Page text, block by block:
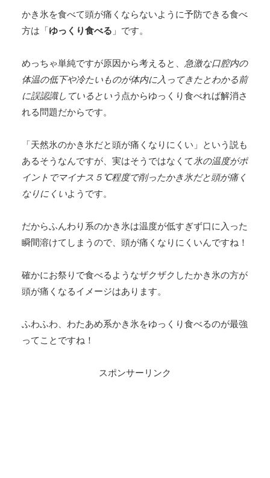
かき氷を食べて頭が痛くならないように予防できる食べ
方は「ゆっくり食べる 」です。
めっちゃ単純ですが原因から考えると、 急激な口腔内の
体温の低下や冷たいものが体内に入ってきたとわかる前
に誤認識しているという 点からゆっくり食べれば解消さ
れる問題だからです。
「天然氷のかき氷だと頭が痛くなりにくい」という説も
あるそうなんですが、実はそうではなくて 氷の温度がポ
イントでマイナス５℃程度で削ったかき氷だと頭が痛く
なりにくいようです。
だからふんわり系のかき氷は温度が低すぎず口に入った
瞬間溶けてしまうので、頭が痛くなりにくいんですね！
確かにお祭りで食べるようなザクザクしたかき氷の方が
頭が痛くなるイメージはあります。
ふわふわ、わたあめ系かき氷をゆっくり食べるのが最強
ってことですね！
スポンサーリンク